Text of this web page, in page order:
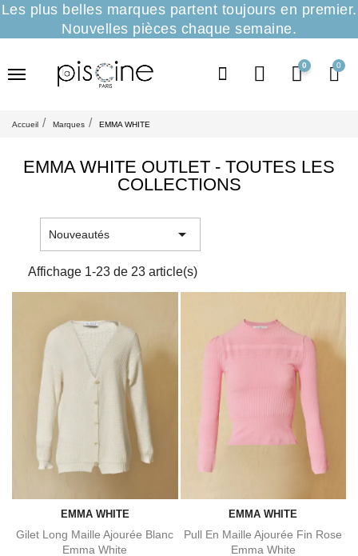
Les plus belles marques partent toujours en premier.
Nouvelles pièces chaque semaine.
0
Accueil Marques EMMA WHITE
EMMA WHITE OUTLET - TOUTES LES
COLLECTIONS
Nouveautés 
Affichage 1-23 de 23 article(s)
EMMA WHITE
Gilet Long Maille Ajourée Blanc
Emma White
EMMA WHITE
Pull En Maille Ajourée Fin Rose
Emma White